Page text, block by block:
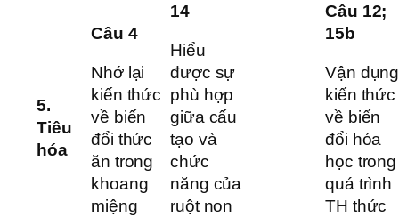
5.
Tiêu
hóa
Câu 4
Nhớ lại
kiến thức
về biến
đổi thức
ăn trong
khoang
miệng
14
Hiểu
được sự
phù hợp
giữa cấu
tạo và
chức
năng của
ruột non
Câu 12;
15b
Vận dụng
kiến thức
về biến
đổi hóa
học trong
quá trình
TH thức